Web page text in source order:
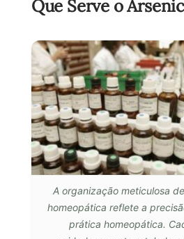
Que Serve o
A organização meticulosa
homeopática reflete a
prática homeopática.